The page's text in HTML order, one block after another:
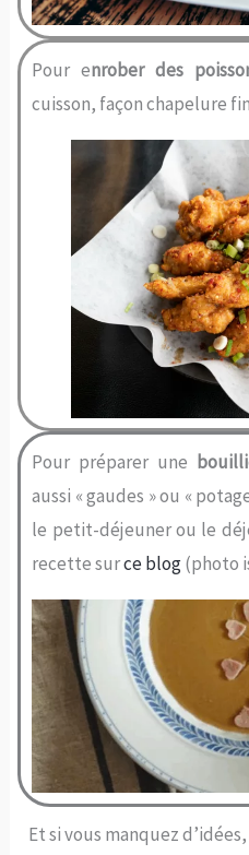
Pour enrober des
cuisson, façon chapelure
Pour préparer une
aussi « gaudes » ou «
le petit-déjeuner ou le
recette surce blog(photo
Et si vous manquez